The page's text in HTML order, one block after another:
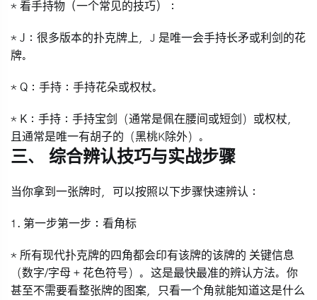
* 看手持物（一个常见的技巧） ：
* J ：很多版本的扑克牌上，J 是唯一会手持长矛或利剑 的花
牌。
* Q ：手持：手持花朵或权杖。
* K ：手持：手持宝剑（通常是佩在腰间或短剑）或权杖，
且通常是唯一有胡子的（黑桃K除外）。
三、 综合辨认技巧与实战步骤
当你拿到一张牌时，可以按照以下步骤快速辨认：
1. 第一步第一步：看角标
* 所有现代扑克牌的四角都会印有该牌的该牌的 关键信息
（数字/字母 + 花色符号）。这是最快最准的辨认方法。你
甚至不需要看整张牌的图案，只看一个角就能知道这是什么